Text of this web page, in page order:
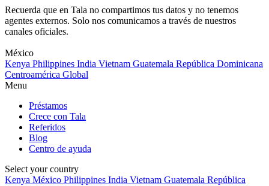
Recuerda que en Tala no compartimos tus datos y no tenemos
agentes externos. Solo nos comunicamos a través de nuestros
canales oficiales.
to
content
México
Kenya Philippines India Vietnam Guatemala República Dominicana
Centroamérica Global
Menu
Préstamos
Crece con Tala
Referidos
Blog
Centro de ayuda
Select your country
Kenya México Philippines India Vietnam Guatemala República